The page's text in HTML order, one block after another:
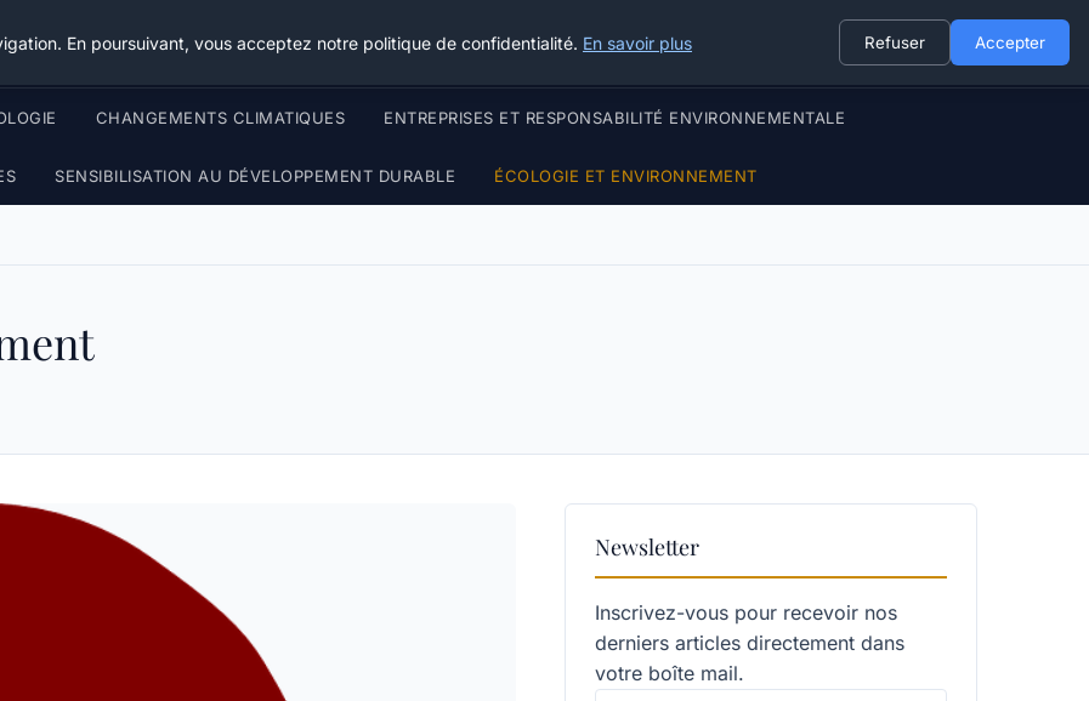
Happy Calyx Farmer
CHANGEMENTS CLIMATIQUES ENTREPRISES ET RESPONSABILITÉ ENVIRONNEMENTALE
SENSIBILISATION AU DÉVELOPPEMENT DURABLE ÉCOLOGIE ET ENVIRONNEMENT
Newsletter
Inscrivez-vous pour recevoir nos
derniers articles directement dans
votre boîte mail.
En poursuivant, vous acceptez notre politique de confidentialité. En savoir plus Refuser Accepter